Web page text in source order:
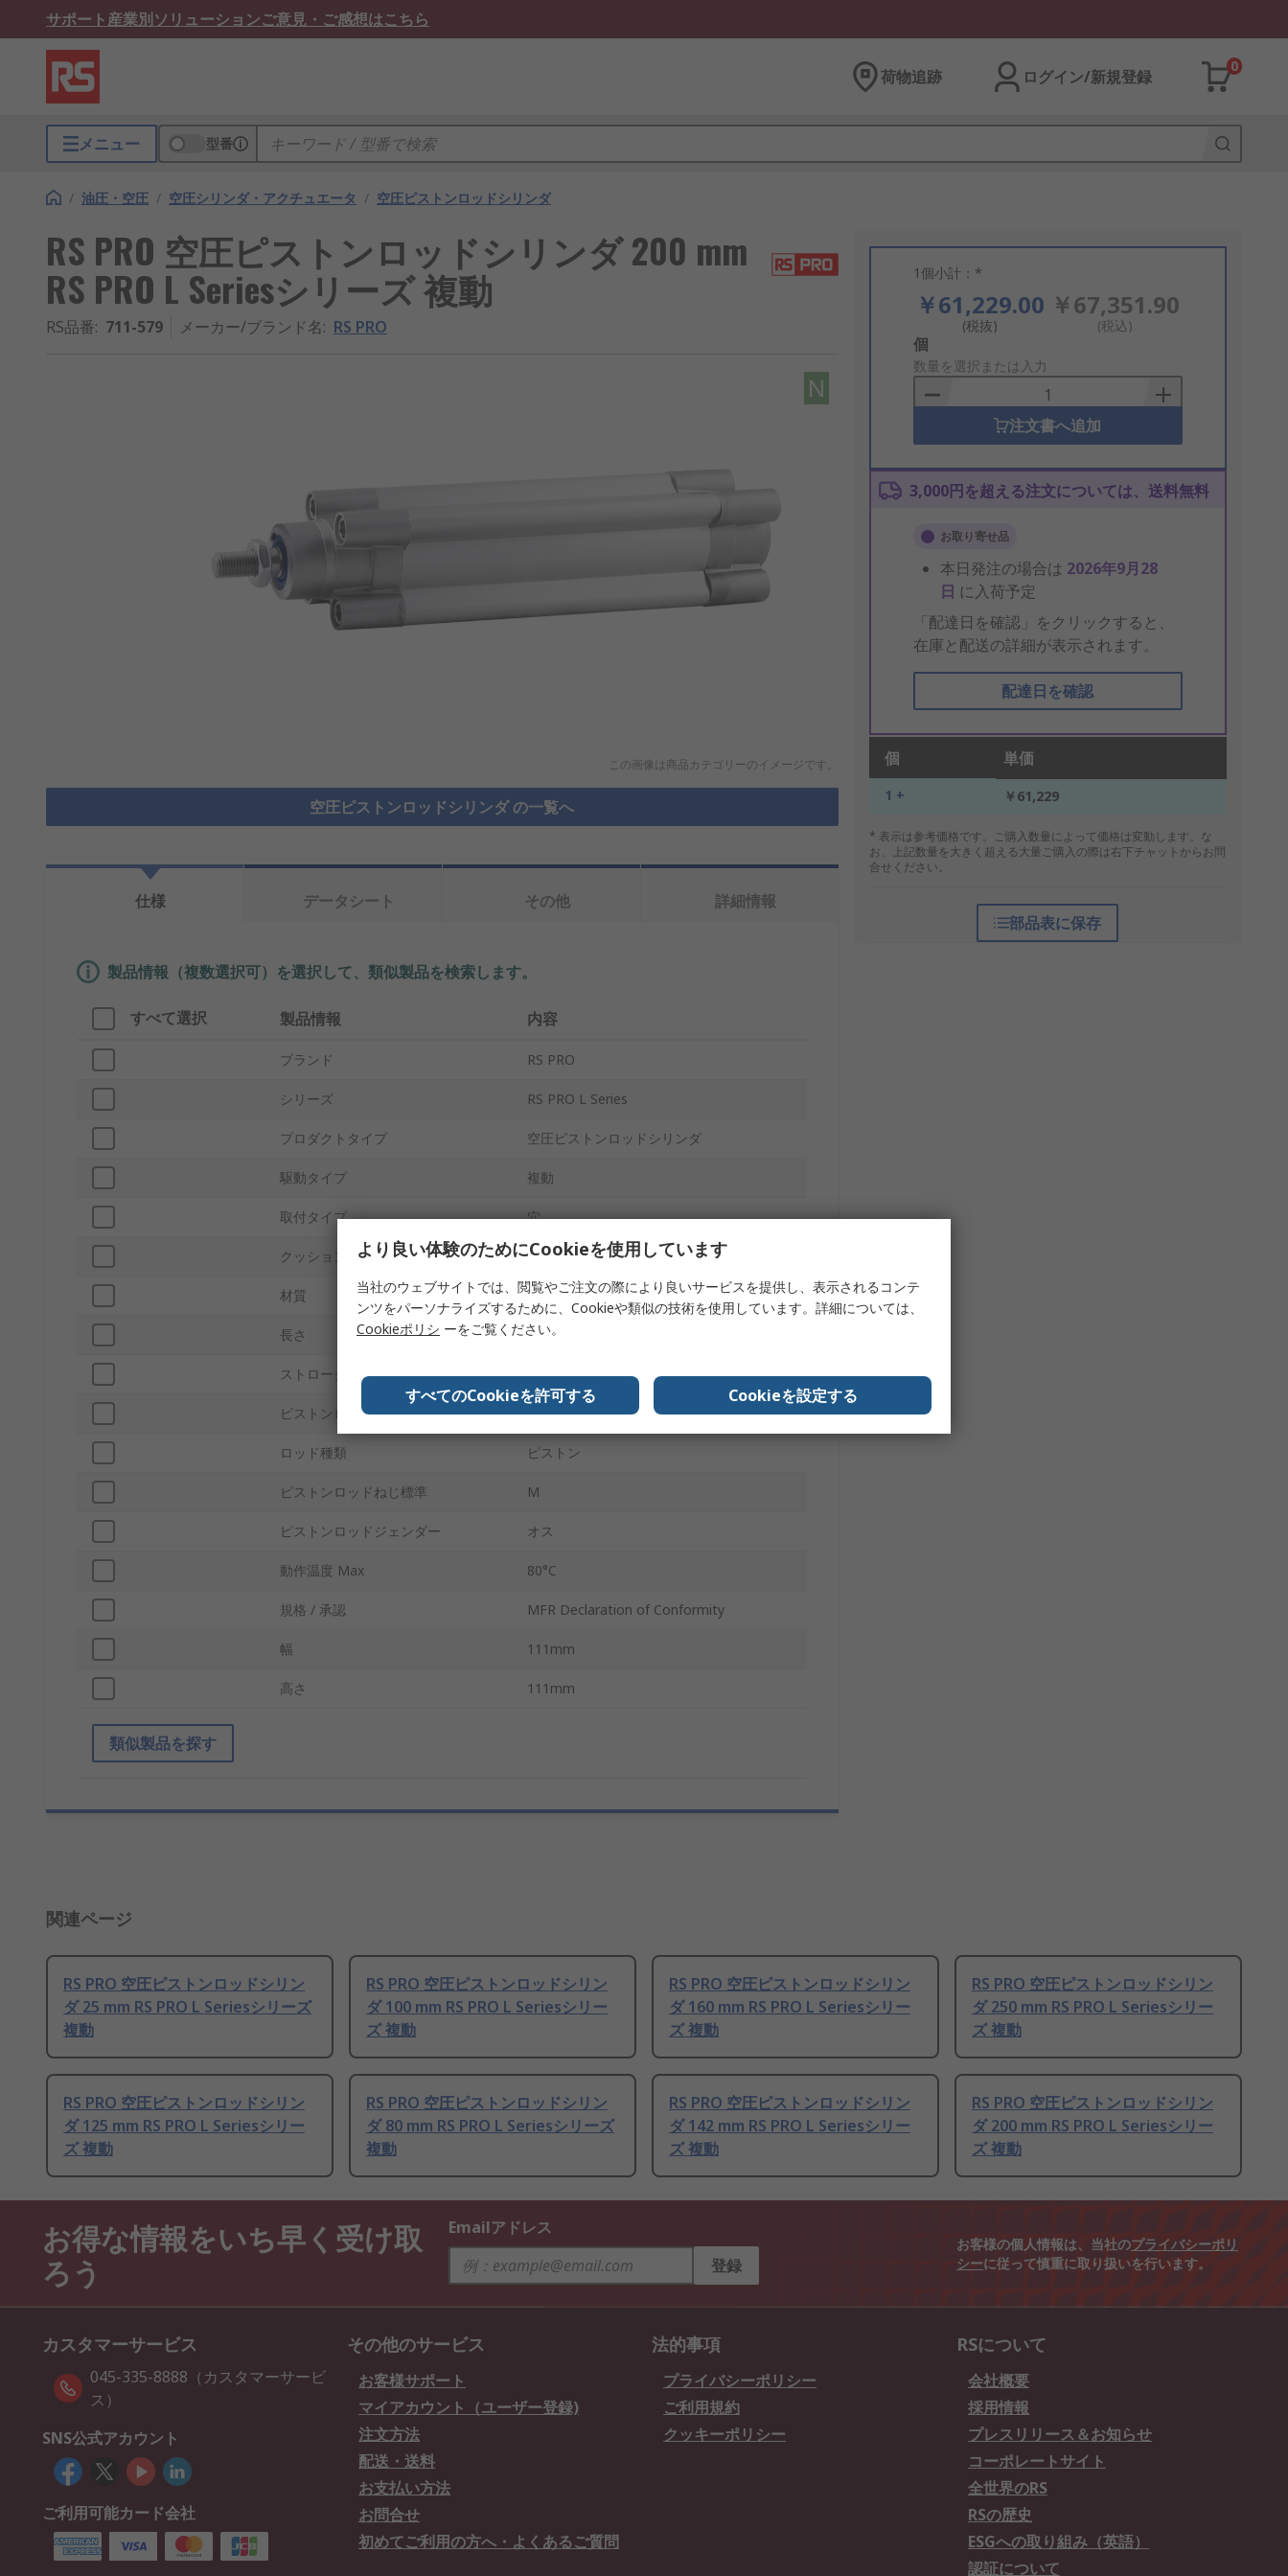
サポート産業別ソリューションご意見・ご感想はこちら
荷物追跡 ログイン/新規登録
0
メニュー 型番
/ 油圧・空圧 / 空圧シリンダ・アクチュエータ / 空圧ピストンロッドシリンダ
RS PRO 空圧ピストンロッドシリンダ 200 mm
RS PRO L Seriesシリーズ 複動
RS品番: 711-579 メーカー/ブランド名: RS PRO
N
この画像は商品カテゴリーのイメージです。
空圧ピストンロッドシリンダ の一覧へ
1個小計：*
￥61,229.00
(税抜)
￥67,351.90
(税込)
Add
to
Basket
個
数量を選択または入力
注文書へ追加
3,000円を超える注文については、送料無料
お取り寄せ品
本日発注の場合は 2026年9月28
日 に入荷予定
「配達日を確認」をクリックすると、
在庫と配送の詳細が表示されます。
配達日を確認
個 単価
1 + ￥61,229
* 表示は参考価格です。ご購入数量によって価格は変動します。な
お、上記数量を大きく超える大量ご購入の際は右下チャットからお問
合せください。
部品表に保存
仕様 データシート その他 詳細情報
製品情報（複数選択可）を選択して、類似製品を検索します。
すべて選択 製品情報 内容
ブランド RS PRO
シリーズ RS PRO L Series
プロダクトタイプ 空圧ピストンロッドシリンダ
駆動タイプ 複動
取付タイプ 穴
クッションタイプ 磁気式
材質 アルミニウム
長さ 229.5mm
ストローク長さ 200mm
ピストンロッドねじサイズ M20
ロッド種類 ピストン
ピストンロッドねじ標準 M
ピストンロッドジェンダー オス
動作温度 Max 80°C
規格 / 承認 MFR Declaration of Conformity
幅 111mm
高さ 111mm
類似製品を探す
関連ページ
RS PRO 空圧ピストンロッドシリン
ダ 25 mm RS PRO L Seriesシリーズ
複動
RS PRO 空圧ピストンロッドシリン
ダ 100 mm RS PRO L Seriesシリー
ズ 複動
RS PRO 空圧ピストンロッドシリン
ダ 160 mm RS PRO L Seriesシリー
ズ 複動
RS PRO 空圧ピストンロッドシリン
ダ 250 mm RS PRO L Seriesシリー
ズ 複動
RS PRO 空圧ピストンロッドシリン
ダ 125 mm RS PRO L Seriesシリー
ズ 複動
RS PRO 空圧ピストンロッドシリン
ダ 80 mm RS PRO L Seriesシリーズ
複動
RS PRO 空圧ピストンロッドシリン
ダ 142 mm RS PRO L Seriesシリー
ズ 複動
RS PRO 空圧ピストンロッドシリン
ダ 200 mm RS PRO L Seriesシリー
ズ 複動
お得な情報をいち早く受け取
ろう
Emailアドレス
登録
お客様の個人情報は、当社のプライバシーポリ
シーに従って慎重に取り扱いを行います。
カスタマーサービス
045-335-8888（カスタマーサービ
ス）
SNS公式アカウント
ご利用可能カード会社
その他のサービス
お客様サポート
マイアカウント（ユーザー登録)
注文方法
配送・送料
お支払い方法
お問合せ
初めてご利用の方へ・よくあるご質問
法的事項
プライバシーポリシー
ご利用規約
クッキーポリシー
RSについて
会社概要
採用情報
プレスリリース＆お知らせ
コーポレートサイト
全世界のRS
RSの歴史
ESGへの取り組み（英語）
認証について
より良い体験のためにCookieを使用しています
当社のウェブサイトでは、閲覧やご注文の際により良いサービスを提供し、表示されるコンテ
ンツをパーソナライズするために、Cookieや類似の技術を使用しています。詳細については、
Cookieポリシ ーをご覧ください。
すべてのCookieを許可する Cookieを設定する